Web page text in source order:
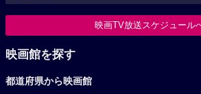
映画TV放送スケジュール
映画館を探す
都道府県から映画館